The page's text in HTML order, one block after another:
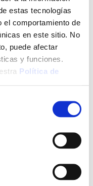
estas tecnologías
el comportamiento de
en este sitio. No
puede afectar
y funciones.
Política de
400 w autocontrol